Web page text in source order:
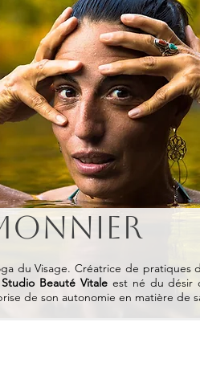
du Visage. Créatrice de pratiques
Beauté Vitale est né du désir
de son autonomie en matière de